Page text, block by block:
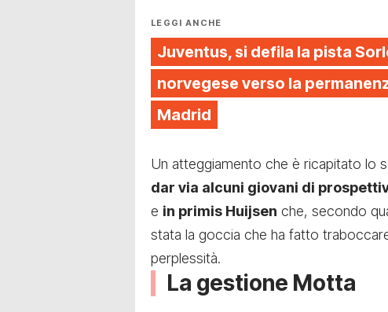
LEGGI ANCHE
Juventus, si defila la pista
norvegese verso la
Madrid
Un atteggiamento che è ricapitato lo
dar via alcuni giovani di
e in primis Huijsen che, secondo
stata la goccia che ha fatto
perplessità.
La gestione Motta